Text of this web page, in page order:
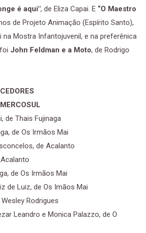
é aqui", de Eliza Capai. E “O Maestro
de Projeto Animação (Espírito Santo),
Mostra Infantojuvenil, e na preferênica
John Feldman e a Moto, de Rodrigo
de Thais Fujinaga
de Os Irmãos Mai
de Acalanto
de Os Irmãos Mai
de Luiz, de Os Imãos Mai
Rodrigues
Leandro e Monica Palazzo, de O